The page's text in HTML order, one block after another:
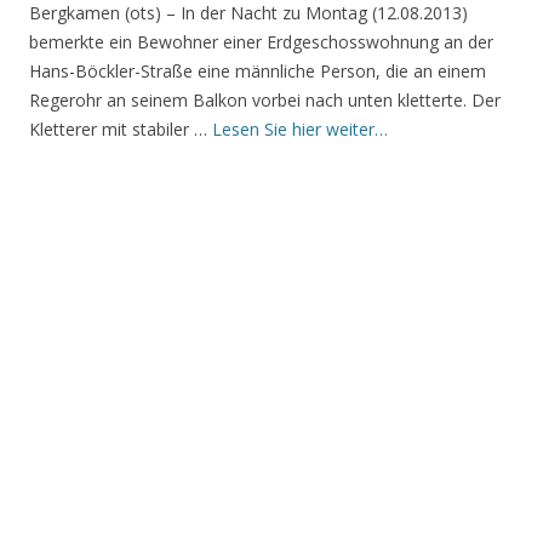
Bergkamen (ots) – In der Nacht zu Montag (12.08.2013)
bemerkte ein Bewohner einer Erdgeschosswohnung an der
Hans-Böckler-Straße eine männliche Person, die an einem
Regerohr an seinem Balkon vorbei nach unten kletterte. Der
Kletterer mit stabiler … Lesen Sie hier weiter…